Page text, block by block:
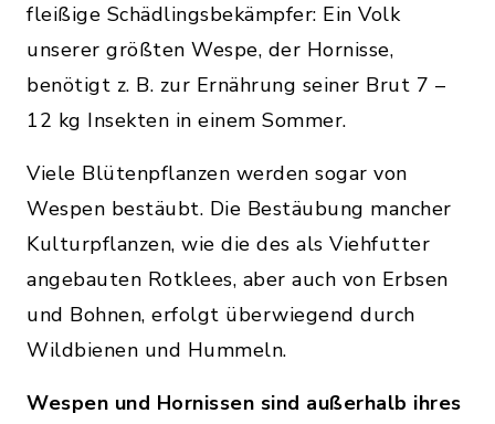
fleißige Schädlingsbekämpfer: Ein Volk
unserer größten Wespe, der Hornisse,
benötigt z. B. zur Ernährung seiner Brut 7 –
12 kg Insekten in einem Sommer.
Viele Blütenpflanzen werden sogar von
Wespen bestäubt. Die Bestäubung mancher
Kulturpflanzen, wie die des als Viehfutter
angebauten Rotklees, aber auch von Erbsen
und Bohnen, erfolgt überwiegend durch
Wildbienen und Hummeln.
Wespen und Hornissen sind außerhalb ihres